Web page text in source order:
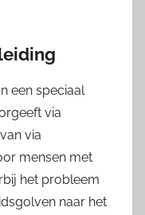
een speciaal
via
via
mensen met
het probleem
naar het